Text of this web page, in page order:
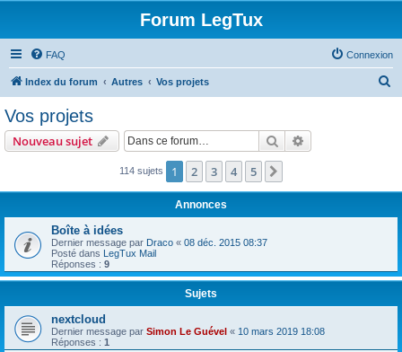
Forum LegTux
FAQ Connexion
Index du forum Autres Vos projets
r
Vos projets
Nouveau sujet Rechercher
114 sujets 1 2 3 4 5
Annonces
Boîte à idées
Dernier message par Draco « 08 déc. 2015 08:37
Posté dans LegTux Mail
Réponses : 9
Sujets
nextcloud
Dernier message par Simon Le Guével « 10 mars 2019 18:08
Réponses : 1